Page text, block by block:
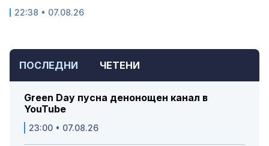
ПОСЛЕДНИ ЧЕТЕНИ
Green Day пусна денонощен канал в
YouTube
23:00 • 07.08.26
22:38 • 07.08.26